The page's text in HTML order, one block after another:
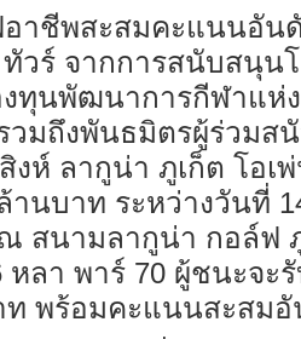
าชีพสะสมคะแนนอัน
วร์ จากการสนับสนุน
ทุนพัฒนาการกีฬาแห่
วมถึงพันธมิตรผู้ร่วมส
งห์ ลากูน่า ภูเก็ต โอเ
านบาท ระหว่างวันที่
สนามลากูน่า กอล์ฟ
หลา พาร์ 70 ผู้ชนะจะรั
ท พร้อมคะแนนสะสม